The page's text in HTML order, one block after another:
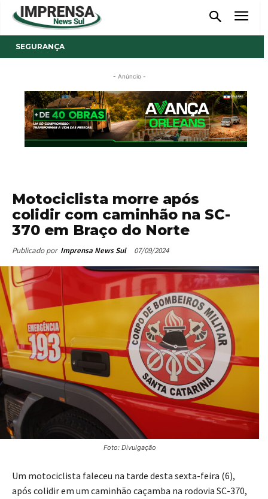
SEGURANÇA
- Anúncio -
Motociclista morre após
colidir com caminhão na SC-
370 em Braço do Norte
Publicado por Imprensa News Sul 07/09/2024
Foto: Divulgação
Um motociclista faleceu na tarde desta sexta-feira (6),
após colidir em um caminhão caçamba na rodovia SC-370,